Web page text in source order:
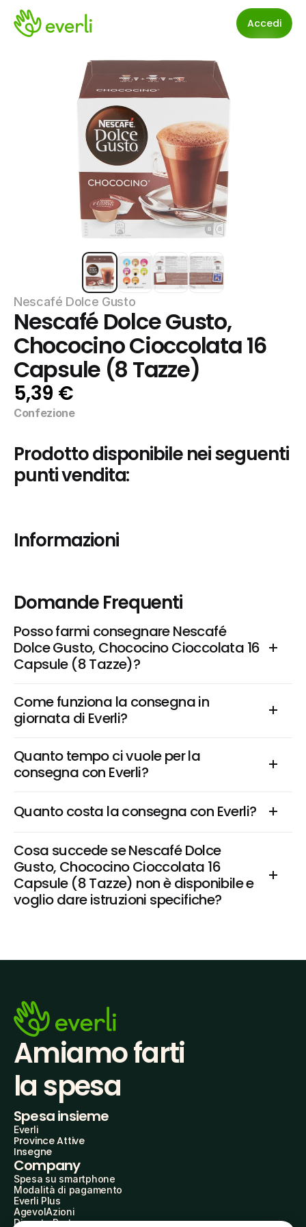
Accedi
Nescafé Dolce Gusto
Nescafé Dolce Gusto,
Chococino Cioccolata 16
Capsule (8 Tazze)
5,39 €
Confezione
Prodotto disponibile nei seguenti
punti vendita:
Informazioni
Domande Frequenti
Posso farmi consegnare Nescafé
Dolce Gusto, Chococino Cioccolata 16
Capsule (8 Tazze)?
Come funziona la consegna in
giornata di Everli?
Quanto tempo ci vuole per la
consegna con Everli?
Quanto costa la consegna con Everli?
Cosa succede se Nescafé Dolce
Gusto, Chococino Cioccolata 16
Capsule (8 Tazze) non è disponibile e
voglio dare istruzioni specifiche?
Amiamo farti
la spesa
Spesa insieme
Everli
Province Attive
Insegne
Company
Spesa su smartphone
Modalità di pagamento
Everli Plus
AgevolAzioni
Diventa Partner